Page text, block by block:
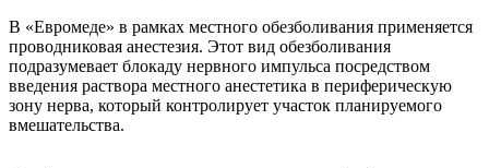
В «Евромеде» в рамках местного обезболивания применяется
проводниковая анестезия. Этот вид обезболивания
подразумевает блокаду нервного импульса посредством
введения раствора местного анестетика в периферическую
зону нерва, который контролирует участок планируемого
вмешательства.